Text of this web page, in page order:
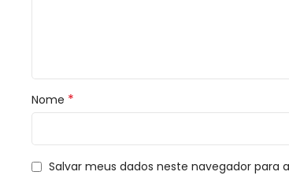
Nome *
Salvar meus dados neste navegador para